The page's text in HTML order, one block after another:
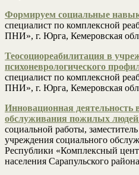
Формируем социальные
специалист по комплексной
ПНИ», г. Юрга, Кемеровская
Теосоциореабилитация в
психоневрологического
специалист по комплексной
ПНИ», г. Юрга, Кемеровская
Инновационная деятельность
обслуживания пожилых
социальной работы,
учреждения социального
Республики «Комплексный
населения Сарапульского